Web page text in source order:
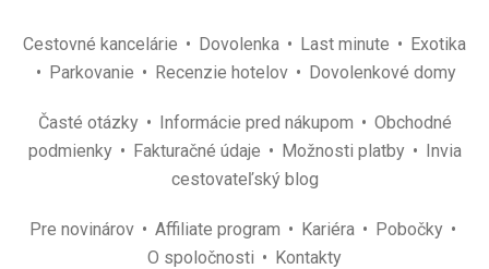
Cestovné kancelárie Dovolenka Last minute
Exotika
Parkovanie
Recenzie hotelov Dovolenkové domy
Časté otázky Informácie pred nákupom
Obchodné
podmienky
Fakturačné údaje Možnosti platby
Invia
cestovateľský blog
Pre novinárov Affiliate program Kariéra
Pobočky
O spoločnosti
Kontakty